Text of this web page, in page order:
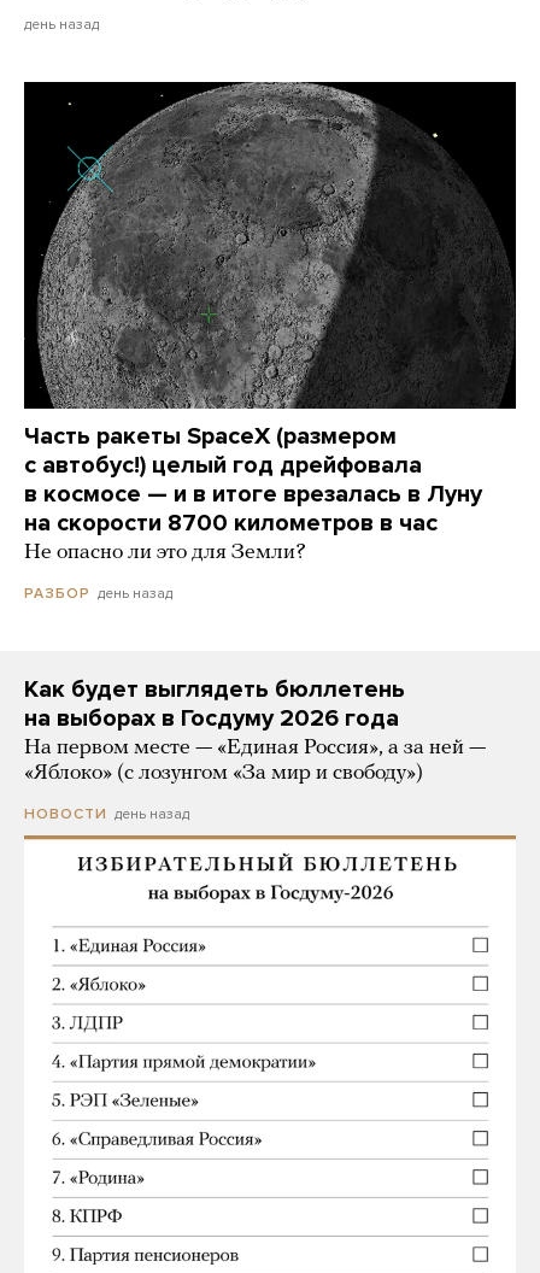
день назад
Часть ракеты SpaceX (размером
с автобус!) целый год дрейфовала
в космосе — и в итоге врезалась в Луну
на скорости 8700 километров в час
Не опасно ли это для Земли?
РАЗБОР день назад
Как будет выглядеть бюллетень
на выборах в Госдуму 2026 года
На первом месте — «Единая Россия», а за ней —
«Яблоко» (с лозунгом «За мир и свободу»)
НОВОСТИ день назад